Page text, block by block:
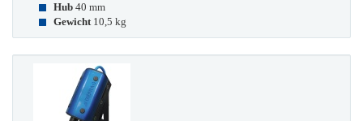
Hub 40 mm
Gewicht 10,5 kg